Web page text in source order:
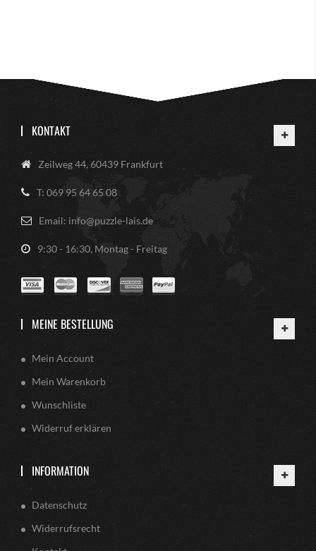
KONTAKT
Zeilweg 44, 60439 Frankfurt
T: 069 95 64 65 08
Email: info@puzzle-lais.de
9:30 - 16:30, Montag - Freitag
MEINE BESTELLUNG
Mein Account
Mein Warenkorb
Wunschliste
Widerruf erklären
INFORMATION
Datenschutz
Widerrufsrecht